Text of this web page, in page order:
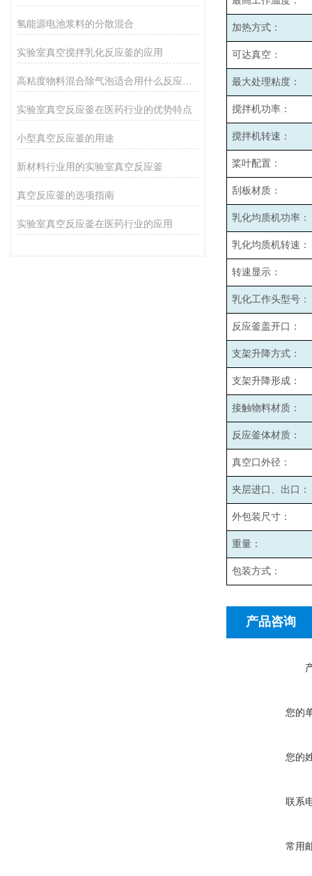
氢能源电池浆料的分散混合
实验室真空搅拌乳化反应釜的应用
实验室真空反应釜在医药行业的优势特点
小型真空反应釜的用途
新材料行业用的实验室真空反应釜
真空反应釜的选项指南
实验室真空反应釜在医药行业的应用
加热方式：
可达真空：
最大处理粘度：
搅拌机功率：
搅拌机转速：
桨叶配置：
刮板材质：
乳化均质机功率：
乳化均质机转速：
转速显示：
乳化工作头型号：
反应釜盖开口：
支架升降方式：
支架升降形成：
接触物料材质：
反应釜体材质：
真空口外径：
夹层进口、出口：
外包装尺寸：
重量：
包装方式：
产品咨询
您的
您的
联系
常用